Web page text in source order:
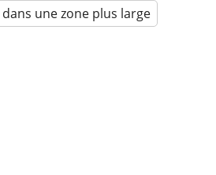
une zone plus large